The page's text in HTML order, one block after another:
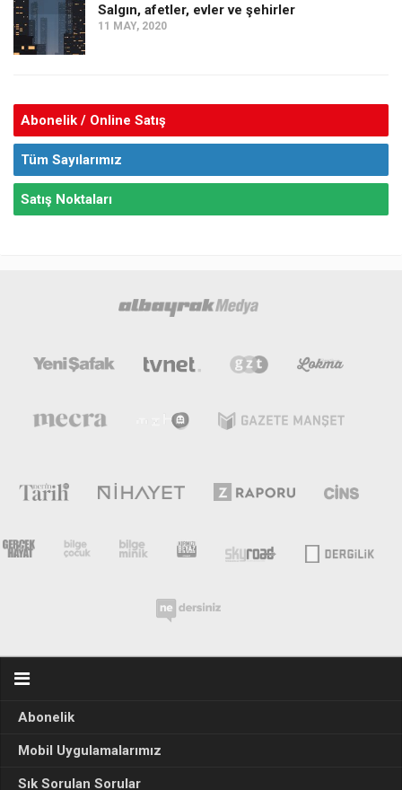
Salgın, afetler, evler ve şehirler
11 MAY, 2020
Abonelik / Online Satış
Tüm Sayılarımız
Satış Noktaları
Abonelik
Mobil Uygulamalarımız
Sık Sorulan Sorular